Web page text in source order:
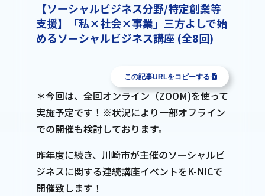
【ソーシャルビジネス分野/特定創業等
支援】「私×社会×事業」三方よしで始
めるソーシャルビジネス講座 (全8回)
この記事URLをコピーする
＊今回は、全回オンライン（ZOOM)を使って
実施予定です！※状況により一部オフライン
での開催も検討しております。
昨年度に続き、川崎市が主催のソーシャルビ
ジネスに関する連続講座イベントをK-NICで
開催致します！